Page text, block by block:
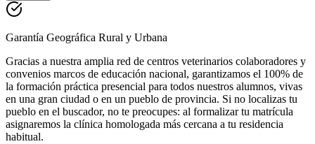
Garantía Geográfica Rural y Urbana
Gracias a nuestra amplia red de centros veterinarios colaboradores y
convenios marcos de educación nacional, garantizamos el 100% de
la formación práctica presencial para todos nuestros alumnos, vivas
en una gran ciudad o en un pueblo de provincia. Si no localizas tu
pueblo en el buscador, no te preocupes: al formalizar tu matrícula
asignaremos la clínica homologada más cercana a tu residencia
habitual.